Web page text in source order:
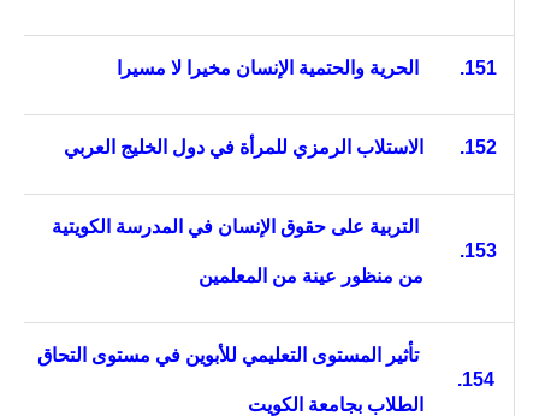
151. الحرية والحتمية الإنسان مخيرا لا مسيرا
152. الاستلاب الرمزي للمرأة في دول الخليج العربي
153.
التربية على حقوق الإنسان في المدرسة الكويتية
من منظور عينة من المعلمين
154.
تأثير المستوى التعليمي للأبوين في مستوى التحاق
الطلاب بجامعة الكويت